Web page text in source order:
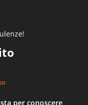
per conoscere